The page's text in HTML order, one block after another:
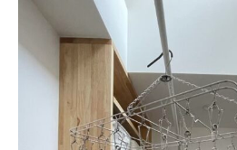
daily mukuri / アイテム
新着記事